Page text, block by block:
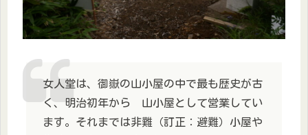
女人堂は、御嶽の山小屋の中で最も歴史が古
く、明治初年から 山小屋として営業してい
ます。それまでは非難（訂正：避難）小屋や